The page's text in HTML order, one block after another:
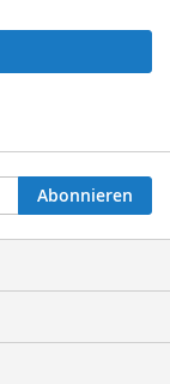
Abonnieren